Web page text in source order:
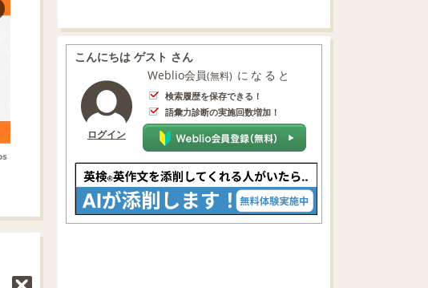
こんにちは ゲスト さん
ログイン
Weblio会員(無料) になると
検索履歴を保存できる！
語彙力診断の実施回数増加！